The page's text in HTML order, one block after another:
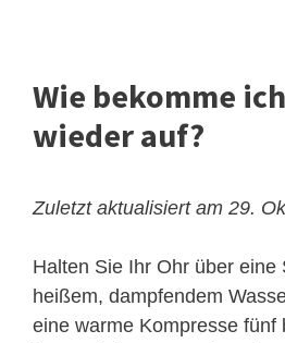
Wie bekomme
wieder auf?
Zuletzt aktualisiert am 29.
Halten Sie Ihr Ohr über eine
heißem, dampfendem
eine warme Kompresse fünf